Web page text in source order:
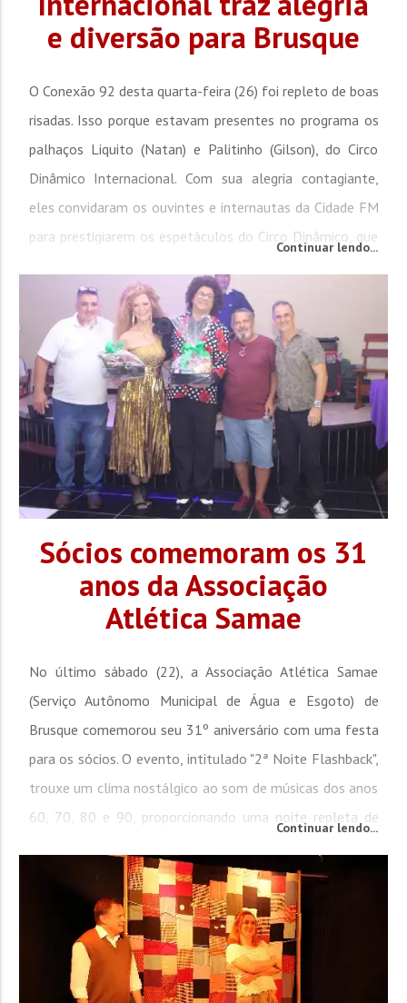
e diversão para Brusque
O Conexão 92 desta quarta-feira (26) foi repleto de boas
risadas. Isso porque estavam presentes no programa os
palhaços Liquito (Natan) e Palitinho (Gilson), do Circo
Dinâmico Internacional. Com sua alegria contagiante,
eles convidaram os ouvintes e internautas da Cidade FM
para prestigiarem os espetáculos do Circo Dinâmico, que
Brusque. No picadeiro do Dinâmico Internacional, o...
Continuar lendo...
Sócios comemoram os 31
anos da Associação
Atlética Samae
No último sábado (22), a Associação Atlética Samae
(Serviço Autônomo Municipal de Água e Esgoto) de
Brusque comemorou seu 31º aniversário com uma festa
para os sócios. O evento, intitulado "2ª Noite Flashback",
trouxe um clima nostálgico ao som de músicas dos anos
60, 70, 80 e 90, proporcionando uma noite repleta de
Continuar lendo...